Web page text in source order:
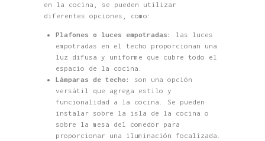
en la cocina, se pueden utilizar
diferentes opciones, como:
Plafones o luces empotradas:
las luces
empotradas en el techo proporcionan una
luz difusa y uniforme que cubre todo el
espacio de la cocina.
Lámparas de techo:
son una opción
versátil que agrega estilo y
funcionalidad a la cocina. Se pueden
instalar sobre la isla de la cocina o
sobre la mesa del comedor para
proporcionar una iluminación focalizada.